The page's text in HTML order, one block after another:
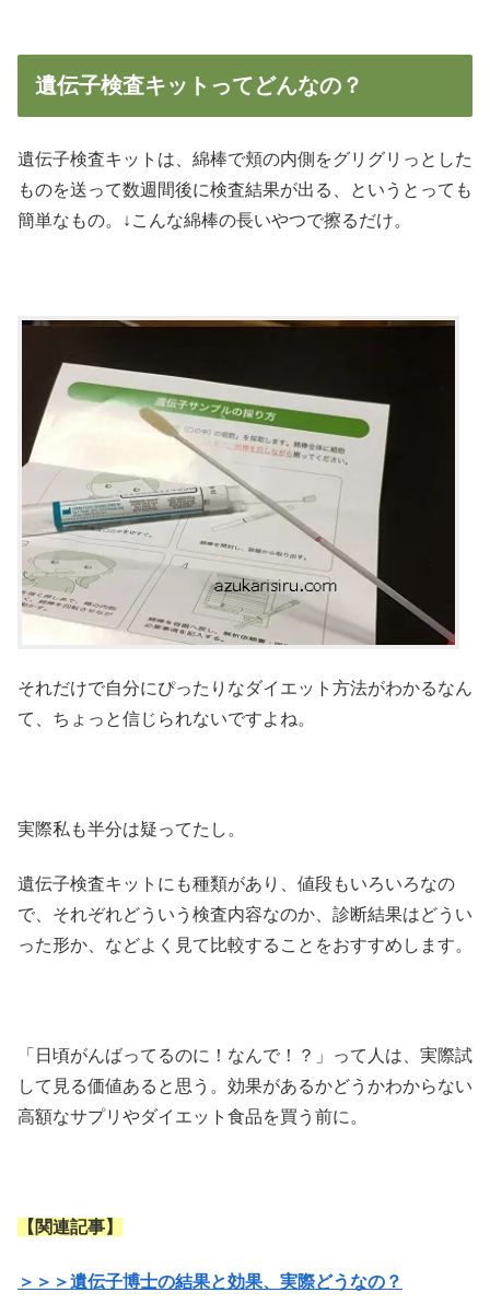
遺伝子検査キットってどんなの？
遺伝子検査キットは、綿棒で頬の内側をグリグリっとした
ものを送って数週間後に検査結果が出る、というとっても
簡単なもの。↓こんな綿棒の長いやつで擦るだけ。
それだけで自分にぴったりなダイエット方法がわかるなん
て、ちょっと信じられないですよね。
実際私も半分は疑ってたし。
遺伝子検査キットにも種類があり、値段もいろいろなの
で、それぞれどういう検査内容なのか、診断結果はどうい
った形か、などよく見て比較することをおすすめします。
「日頃がんばってるのに！なんで！？」って人は、実際試
して見る価値あると思う。効果があるかどうかわからない
高額なサプリやダイエット食品を買う前に。
【関連記事】
＞＞＞遺伝子博士の結果と効果、実際どうなの？